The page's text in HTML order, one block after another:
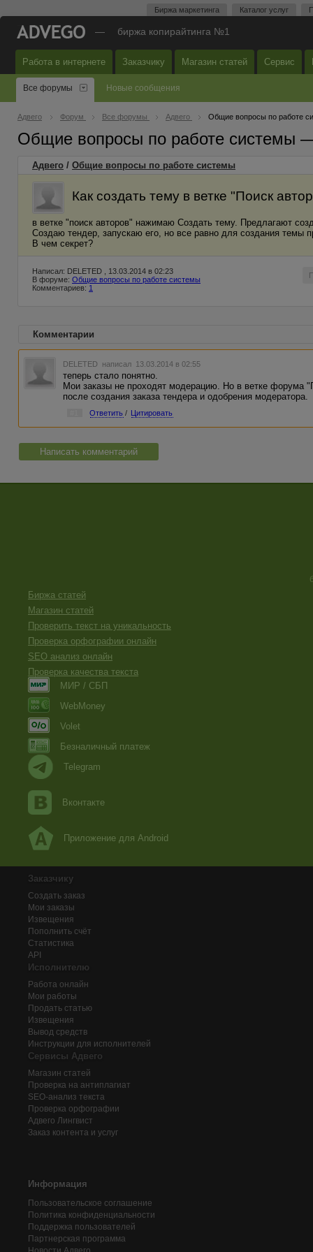
Биржа маркетинга Каталог услуг
— биржа копирайтинга №1
Работа в интернете Заказчику Магазин статей Сервис
Все форумы Новые сообщения
Адвего Форум Все форумы Адвего Общие вопросы по работе
Общие вопросы по работе системы
Адвего / Общие вопросы по работе системы
Как создать тему в ветке "Поиск
в ветке "поиск авторов" нажимаю Создать тему. Предлагают
Создаю тендер, запускаю его, но все равно для создания темы
В чем секрет?
Написал: DELETED , 13.03.2014 в 02:23
В форуме: Общие вопросы по работе системы
Комментариев: 1
Комментарии
DELETED написал 13.03.2014 в 02:55
теперь стало понятно.
Мои заказы не проходят модерацию. Но в ветке форума
после создания заказа тендера и одобрения модератора.
Ответить / Цитировать
Написать комментарий
Биржа статей
Магазин статей
Проверить текст на уникальность
Проверка орфографии онлайн
SEO анализ онлайн
Проверка качества текста
МИР / СБП
WebMoney
Volet
Безналичный платеж
Telegram
Вконтакте
Приложение для Android
Заказчику
Создать заказ
Мои заказы
Извещения
Пополнить счёт
Статистика
API
Исполнителю
Работа онлайн
Мои работы
Продать статью
Извещения
Вывод средств
Инструкции для исполнителей
Сервисы Адвего
Магазин статей
Проверка на антиплагиат
SEO-анализ текста
Проверка орфографии
Адвего Лингвист
Заказ контента и услуг
Информация
Пользовательское соглашение
Политика конфиденциальности
Поддержка пользователей
Партнерская программа